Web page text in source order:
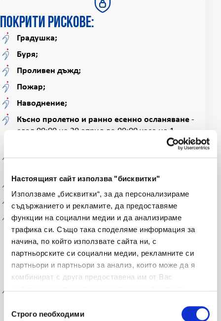
Настоящият сайт използва "бисквитки"
Използваме „бисквитки“, за да персонализираме
съдържанието и рекламите, да предоставяме
функции на социални медии и да анализираме
трафика си. Също така споделяме информация за
начина, по който използвате сайта ни, с
партньорските си социални медии, рекламните си
партньори и партньори за анализ, които може да я
комбинират с друга предоставена им от Вас
Строго nеобходими
Покрити рискове:
Градушка;
Буря;
Проливен дъжд;
Пожар;
Наводнение;
Късно пролетно и ранно есенно осланяване -
след 00:00 на 20 април до 00:00 часа на 1
Измръзване и изтеглянена житни култури и
Щети от диви животни;
Напълно загинали растения в трайните
насаждения/дървета, лозички, главини, храсти и
др. (изцяло, напълно загинали растения), в
следствие на: градушка, буря, пожар и
измръзване (включително и от осланяване),
проливен дъжд, наводнение;
горски разсадници - от градушка, буря, проливен